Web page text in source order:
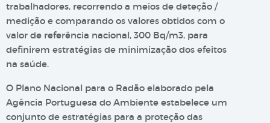
trabalhadores, recorrendo a meios de deteção /
medição e comparando os valores obtidos com o
valor de referência nacional, 300 Bq/m3, para
definirem estratégias de minimização dos efeitos
na saúde.
O Plano Nacional para o Radão elaborado pela
Agência Portuguesa do Ambiente estabelece um
conjunto de estratégias para a proteção das